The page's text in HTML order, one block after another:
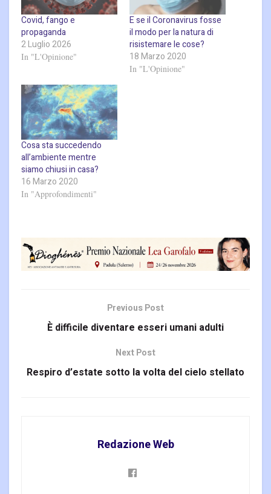
Covid, fango e
propaganda
2 Luglio 2026
In "L'Opinione"
E se il Coronavirus fosse
il modo per la natura di
risistemare le cose?
18 Marzo 2020
In "L'Opinione"
Cosa sta succedendo
all’ambiente mentre
siamo chiusi in casa?
16 Marzo 2020
In "Approfondimenti"
Previous Post
È difficile diventare esseri umani adulti
Next Post
Respiro d’estate sotto la volta del cielo stellato
Redazione Web